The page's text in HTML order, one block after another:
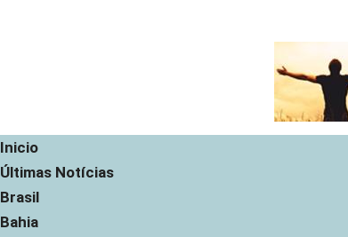
Inicio
Últimas Notícias
Brasil
Bahia